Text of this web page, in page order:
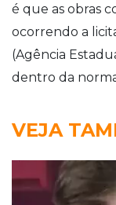
é que as obras
ocorrendo a
(Agência
dentro da
VEJA